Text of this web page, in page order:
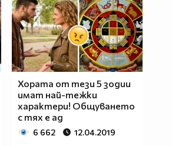
Хората от тези 5 зодии
имат най-тежки
характери! Общуването
с тях е ад
6 662 12.04.2019